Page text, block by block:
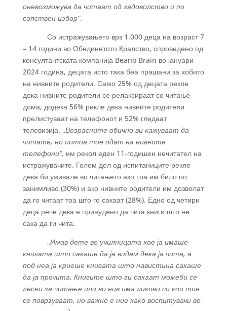
оневозможува да читаат од задоволство и по
сопствен избор“.
Со истражувањето врз 1.000 деца на возраст 7
– 14 години во Обединетото Кралство, спроведено од
консултантската компанија Beano Brain во јануари
2024 година, децата исто така беа прашани за хобито
на нивните родители. Само 25% од децата рекле
дека нивните родители се релаксираат со читање
дома, додека 56% рекле дека нивните родители
прелистуваат на телефонот и 52% гледаат
телевизија. „Возрасните обично ви кажуваат да
читате, но потоа тие одат на нивните
телефони“, им рекол еден 11-годишен нечитател на
истражувачите. Голем дел од испитаниците рекле
дека би уживале во читањето ако тоа им било по
занимливо (30%) и ако нивните родители им дозволат
да го читаат тоа што го сакаат (28%). Едно од четири
деца рече дека е принудено да чита книги што не
сака да ги чита.
„Имав дете во училницата кое ја имаше
книгата што сакаше да ја видам дека ја чита, а
под неа ја криеше книгата што навистина сакаше
да ја прочита. Книгите што ги сакаат можеби се
лесни за читање или во нив има ликови со кои тие
се поврзуваат, но важно е ние како воспитувачи во